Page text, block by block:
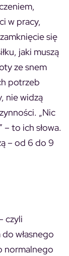
w pracy,
się
jaki muszą
ze snem
potrzeb
nie widzą
„Nic
– to ich słowa.
– od 6 do 9
czyli
własnego
normalnego